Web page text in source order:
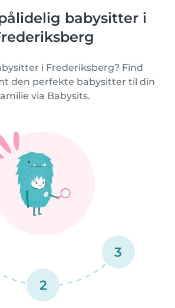
babysitter i
i Frederiksberg? Find
den perfekte babysitter til din
via Babysits.
2
3